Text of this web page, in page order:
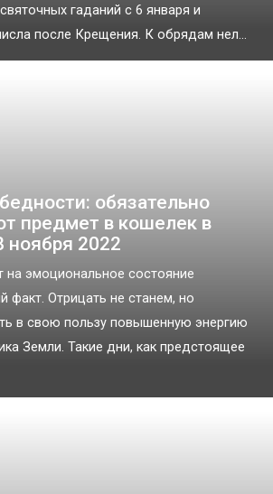
гаданий с 6 января и
после Крещения. К обрядам нел...
обязательно
предмет в кошелек в
ноября 2022
на эмоциональное состояние
факт. Отрицать не станем, но
в свою пользу повышенную энергию
Земли. Такие дни, как предстоящее